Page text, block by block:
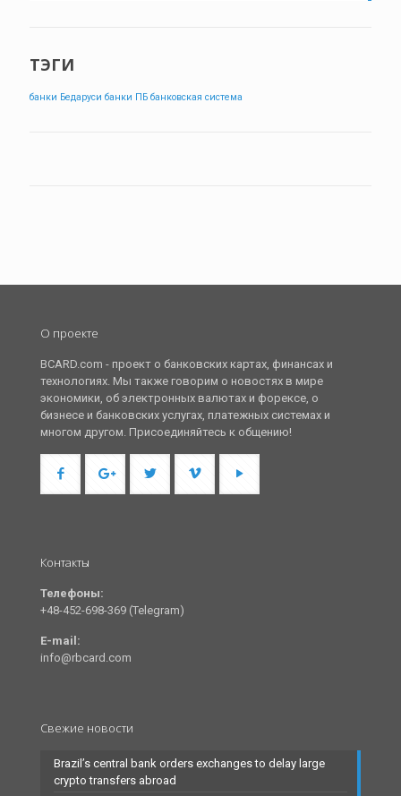
ТЭГИ
банки Бедаруси банки ПБ банковская система
О проекте
BCARD.com - проект о банковских картах, финансах и
технологиях. Мы также говорим о новостях в мире
экономики, об электронных валютах и форексе, о
бизнесе и банковских услугах, платежных системах и
многом другом. Присоединяйтесь к общению!
Контакты
Телефоны:
+48-452-698-369 (Telegram)
E-mail:
info@rbcard.com
Свежие новости
Brazil’s central bank orders exchanges to delay large
crypto transfers abroad